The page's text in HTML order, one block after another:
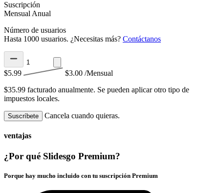
Suscripción
Mensual Anual
Número de usuarios
Hasta 1000 usuarios. ¿Necesitas más? Contáctanos
$5.99 $3.00 /Mensual
$35.99 facturado anualmente. Se pueden aplicar otro tipo de
impuestos locales.
Suscríbete Cancela cuando quieras.
ventajas
¿Por qué Slidesgo Premium?
Porque hay mucho incluido con tu suscripción Premium